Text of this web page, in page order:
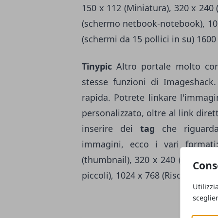
150 x 112 (Miniatura), 320 x
(schermo netbook-notebook),
(schermi da 15 pollici in su)
Tinypic Altro portale molto
stesse funzioni di Imageshack.
rapida. Potrete linkare
personalizzato, oltre al link
inserire dei tag che
immagini, ecco i vari
(thumbnail), 320 x 240 (web e
piccoli), 1024 x 768 (Risoluzione